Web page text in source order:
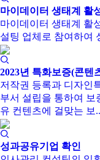
마이데이터 생태계 활
마이데이터 생태계 활
설팅 업체로 참여하여
2023년 특화보증(콘텐
저작권 등록과 디자인
부서 설립을 통하여 보
유 컨텐츠에 걸맞는 보
성과공유기업 확인